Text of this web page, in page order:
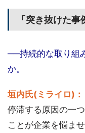
「突き抜けた
──持続的な取り組
か。
垣内氏(ミライロ)：
停滞する原因の一
ことが企業を悩ま